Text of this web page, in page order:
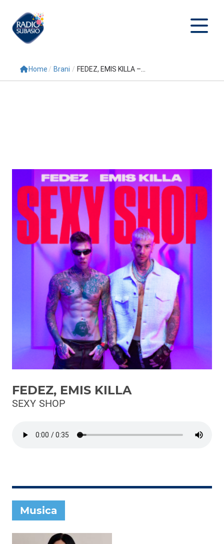
Cerca
Programmi
Conduttori
Repliche
Podcast
3xTe
Interviste
Playlist
Novità
Subasio Playlist
Web Radio
Radio Subasio
Radio Subasio +
Radio Suby
Foto
Speciali
Home / Brani / FEDEZ, EMIS KILLA –...
FEDEZ, EMIS KILLA
SEXY SHOP
Musica